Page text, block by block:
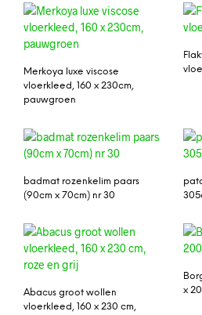
Merkoya luxe viscose
vloerkleed, 160 x 230cm,
pauwgroen
badmat rozenkelim paars
(90cm x 70cm) nr 30
Abacus groot wollen
vloerkleed, 160 x 230 cm,
x